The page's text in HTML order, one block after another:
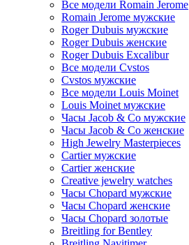
Все модели Romain Jerome
Romain Jerome мужские
Roger Dubuis мужские
Roger Dubuis женские
Roger Dubuis Excalibur
Все модели Cvstos
Cvstos мужские
Все модели Louis Moinet
Louis Moinet мужские
Часы Jacob & Co мужские
Часы Jacob & Co женские
High Jewelry Masterpieces
Cartier мужские
Cartier женские
Creative jewelry watches
Часы Chopard мужские
Часы Сhopard женские
Часы Сhopard золотые
Breitling for Bentley